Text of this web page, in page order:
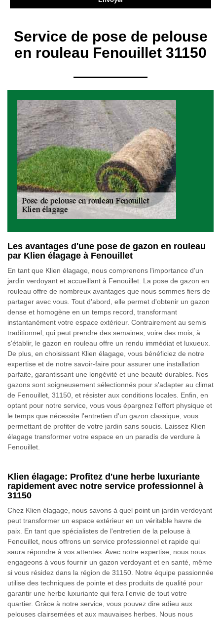
Service de pose de pelouse
en rouleau Fenouillet 31150
Les avantages d'une pose de gazon en rouleau
par Klien élagage à Fenouillet
En tant que Klien élagage, nous comprenons l'importance d'un
jardin verdoyant et accueillant à Fenouillet. La pose de gazon en
rouleau offre de nombreux avantages que nous sommes fiers de
partager avec vous. Tout d'abord, elle permet d'obtenir un gazon
dense et homogène en un temps record, transformant
instantanément votre espace extérieur. Contrairement au semis
traditionnel, qui peut prendre des semaines, voire des mois, à
s'établir, le gazon en rouleau offre un rendu immédiat et luxueux.
De plus, en choisissant Klien élagage, vous bénéficiez de notre
expertise et de notre savoir-faire pour assurer une installation
parfaite, garantissant une longévité et une beauté durables. Nos
gazons sont soigneusement sélectionnés pour s'adapter au climat
de Fenouillet, 31150, et résister aux conditions locales. Enfin, en
optant pour notre service, vous vous épargnez l'effort physique et
le temps que nécessite l'entretien d'un gazon classique, vous
permettant de profiter de votre jardin sans soucis. Laissez Klien
élagage transformer votre espace en un paradis de verdure à
Fenouillet.
Klien élagage: Profitez d'une herbe luxuriante
rapidement avec notre service professionnel à
31150
Chez Klien élagage, nous savons à quel point un jardin verdoyant
peut transformer un espace extérieur en un véritable havre de
paix. En tant que spécialistes de l'entretien de la pelouse à
Fenouillet, nous offrons un service professionnel et rapide qui
saura répondre à vos attentes. Avec notre expertise, nous nous
engageons à vous fournir un gazon verdoyant et en santé, même
si vous résidez dans la région de 31150. Notre équipe passionnée
utilise des techniques de pointe et des produits de qualité pour
garantir une herbe luxuriante qui fera l'envie de tout votre
quartier. Grâce à notre service, vous pouvez dire adieu aux
pelouses clairsemées et aux mauvaises herbes. Nous nous